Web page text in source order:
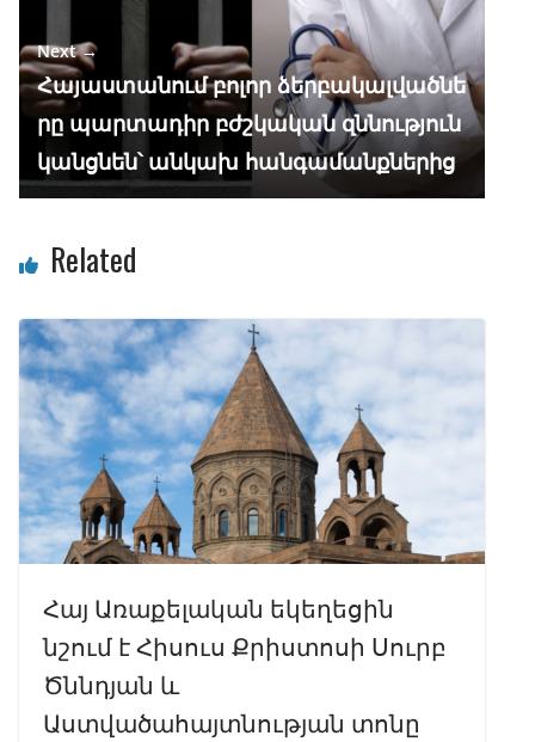
Next →
Հայաստանում բոլոր ձերբակալվածնե
րը պարտադիր բժշկական զննություն
կանցնեն՝ անկախ հանգամանքներից
Related
Հայ Առաքելական եկեղեցին
նշում է Հիսուս Քրիստոսի Սուրբ
Ծննդյան և
Աստվածահայտնության տոնը